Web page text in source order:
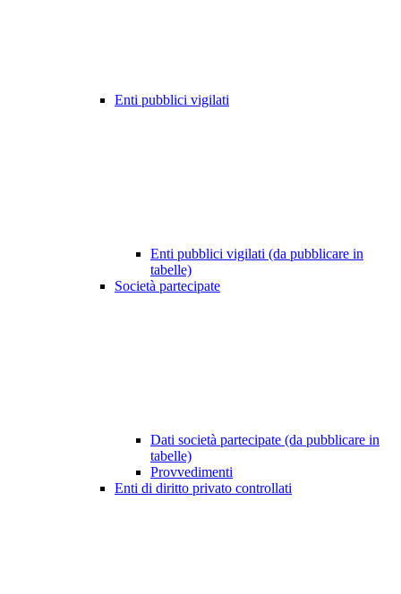
Enti pubblici vigilati
Enti pubblici vigilati (da pubblicare in
tabelle)
Società partecipate
Dati società partecipate (da pubblicare in
tabelle)
Provvedimenti
Enti di diritto privato controllati